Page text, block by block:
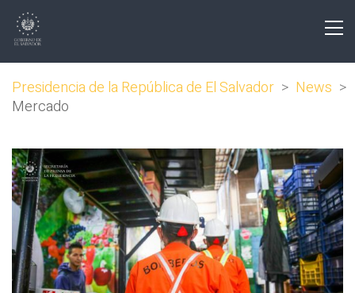
Presidencia de la República de El Salvador > News >
Mercado